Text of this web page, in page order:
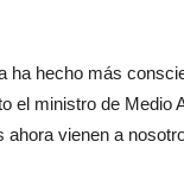
ha hecho más
el ministro de Medio
vienen a